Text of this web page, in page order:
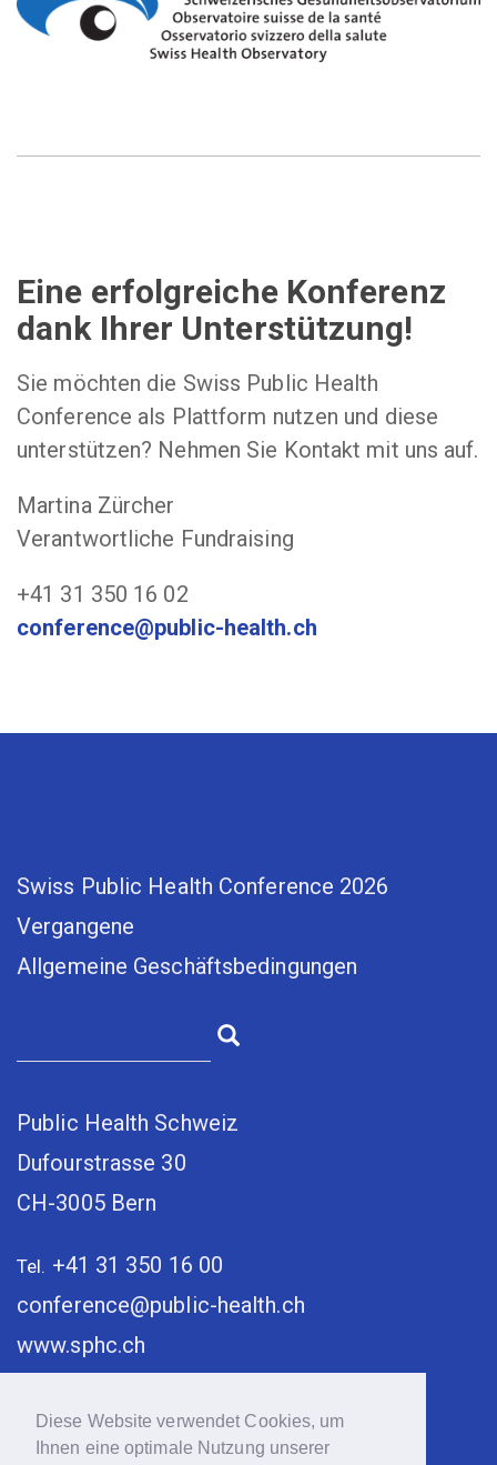
Diese Website verwendet Cookies, um
Ihnen eine optimale Nutzung unserer
Eine erfolgreiche Konferenz
dank Ihrer Unterstützung!
Sie möchten die Swiss Public Health
Conference als Plattform nutzen und diese
unterstützen? Nehmen Sie Kontakt mit uns auf.
Martina Zürcher
Verantwortliche Fundraising
+41 31 350 16 02
conference@public-health.ch
Swiss Public Health Conference 2026
Vergangene
Allgemeine Geschäftsbedingungen
Public Health Schweiz
Dufourstrasse 30
CH-3005 Bern
Tel. +41 31 350 16 00
conference@public-health.ch
www.sphc.ch